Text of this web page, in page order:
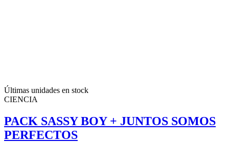
Últimas unidades en stock
CIENCIA
PACK SASSY BOY + JUNTOS SOMOS
PERFECTOS